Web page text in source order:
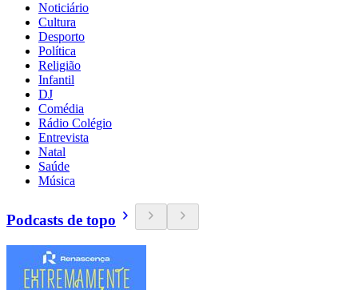
Noticiário
Cultura
Desporto
Política
Religião
Infantil
DJ
Comédia
Rádio Colégio
Entrevista
Natal
Saúde
Música
Podcasts de topo